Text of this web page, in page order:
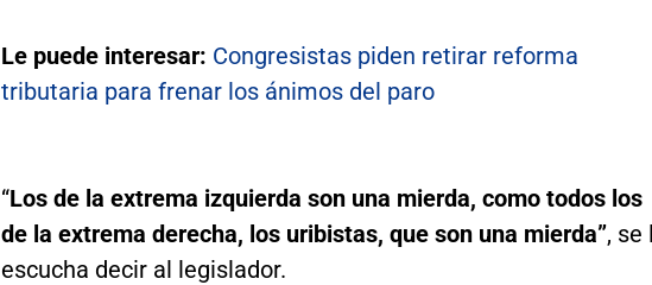
Le puede interesar: Congresistas piden retirar reforma
tributaria para frenar los ánimos del paro
“Los de la extrema izquierda son una mierda, como todos los
de la extrema derecha, los uribistas, que son una mierda”, se
escucha decir al legislador.